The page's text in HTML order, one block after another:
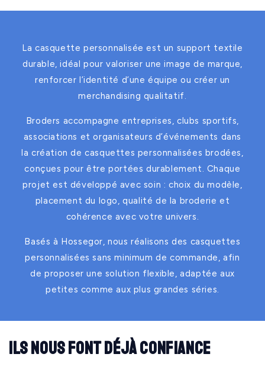
La casquette personnalisée est un support textile
durable, idéal pour valoriser une image de marque,
renforcer l’identité d’une équipe ou créer un
merchandising qualitatif.
Broders accompagne entreprises, clubs sportifs,
associations et organisateurs d’événements dans
la création de casquettes personnalisées brodées,
conçues pour être portées durablement. Chaque
projet est développé avec soin : choix du modèle,
placement du logo, qualité de la broderie et
cohérence avec votre univers.
Basés à Hossegor, nous réalisons des casquettes
personnalisées sans minimum de commande, afin
de proposer une solution flexible, adaptée aux
petites comme aux plus grandes séries.
Ils nous font déjà confiance